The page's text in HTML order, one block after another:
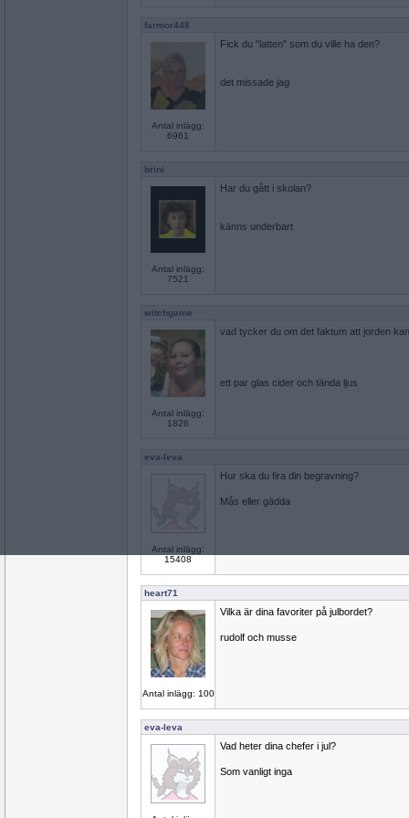
farmor448
Antal inlägg:
6961
Fick du "latten" som du ville ha den?
det missade jag
brini
Antal inlägg:
7521
Har du gått i skolan?
känns underbart
witchgame
Antal inlägg:
1826
vad tycker du om det faktum att jorden
ett par glas cider och tända ljus
eva-leva
Antal inlägg:
15408
Hur ska du fira din begravning?
Mås eller gädda
heart71
Antal inlägg: 100
Vilka är dina favoriter på julbordet?
rudolf och musse
eva-leva
Vad heter dina chefer i jul?
Som vanligt inga